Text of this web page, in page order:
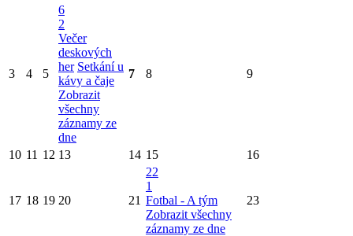
3 4 5
6
2
Večer
deskových
her Setkání u
kávy a čaje
Zobrazit
všechny
záznamy ze
dne
7 8 9
10 11 12 13 14 15 16
17 18 19 20 21
22
1
Fotbal - A tým
Zobrazit všechny
záznamy ze dne
23